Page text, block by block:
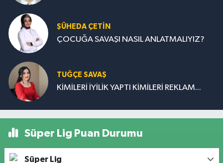
ŞÜHEDA ÇETİN
ÇOCUĞA SAVAŞI NASIL ANLATMALIYIZ?
TUĞÇE SAVAŞ
KİMİLERİ İYİLİK YAPTI KİMİLERİ REKLAM...
Süper Lig Puan Durumu
Süper Lig